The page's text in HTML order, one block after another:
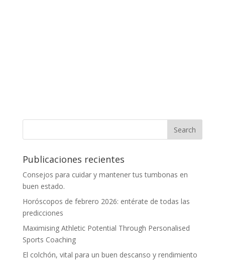
Publicaciones recientes
Consejos para cuidar y mantener tus tumbonas en
buen estado.
Horóscopos de febrero 2026: entérate de todas las
predicciones
Maximising Athletic Potential Through Personalised
Sports Coaching
El colchón, vital para un buen descanso y rendimiento